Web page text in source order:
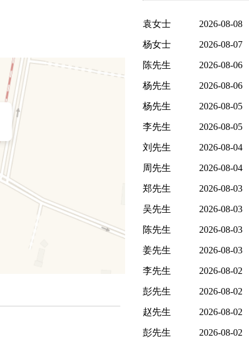
袁女士 2026-08-08
杨女士 2026-08-07
陈先生 2026-08-06
杨先生 2026-08-06
杨先生 2026-08-05
李先生 2026-08-05
刘先生 2026-08-04
周先生 2026-08-04
郑先生 2026-08-03
吴先生 2026-08-03
陈先生 2026-08-03
姜先生 2026-08-03
李先生 2026-08-02
彭先生 2026-08-02
赵先生 2026-08-02
彭先生 2026-08-02